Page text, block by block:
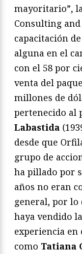
mayoritario”,
Consulting
capacitación
alguna en el
con el 58 por
venta del
millones de
pertenecido al
Labastida
desde que
grupo de
ha pillado por
años no eran
general, por lo
haya vendido
experiencia en
como Tatiana